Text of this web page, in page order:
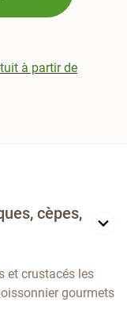
à partir de
cèpes,
et crustacés les
gourmets